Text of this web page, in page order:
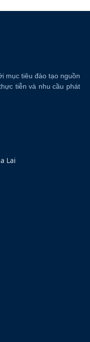
mục tiêu đào tạo nguồn
tiễn và nhu cầu phát
Lai